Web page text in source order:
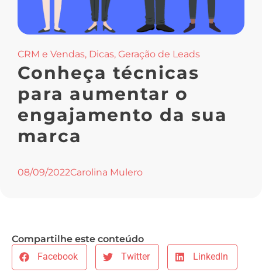
CRM e Vendas, Dicas, Geração de Leads
Conheça técnicas
para aumentar o
engajamento da sua
marca
08/09/2022Carolina Mulero
Compartilhe este conteúdo
Facebook
Twitter LinkedIn